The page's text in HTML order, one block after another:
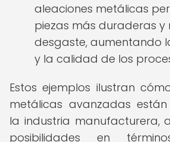
aleaciones metálicas
piezas más duraderas y
desgaste, aumentando
y la calidad de los
Estos ejemplos ilustran
metálicas avanzadas
la industria manufacturera,
posibilidades en